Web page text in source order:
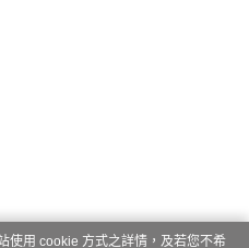
使用 cookie 方式之詳情，及若您不希